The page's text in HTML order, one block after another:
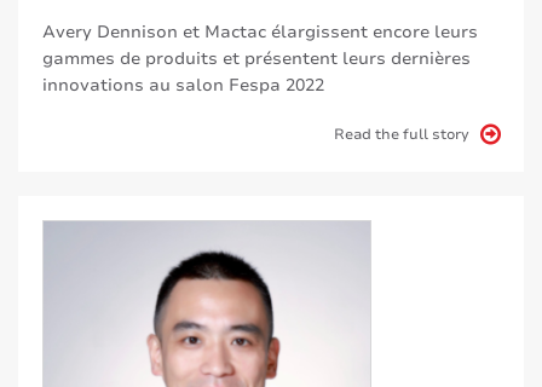
Avery Dennison et Mactac élargissent encore leurs
gammes de produits et présentent leurs dernières
innovations au salon Fespa 2022
Read the full story